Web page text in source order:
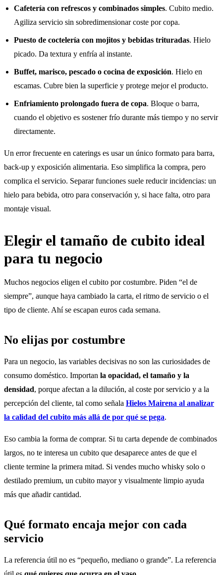
Cafetería con refrescos y combinados simples. Cubito medio.
Agiliza servicio sin sobredimensionar coste por copa.
Puesto de coctelería con mojitos y bebidas trituradas. Hielo
picado. Da textura y enfría al instante.
Buffet, marisco, pescado o cocina de exposición. Hielo en
escamas. Cubre bien la superficie y protege mejor el producto.
Enfriamiento prolongado fuera de copa. Bloque o barra,
cuando el objetivo es sostener frío durante más tiempo y no servir
directamente.
Un error frecuente en caterings es usar un único formato para barra,
back-up y exposición alimentaria. Eso simplifica la compra, pero
complica el servicio. Separar funciones suele reducir incidencias: un
hielo para bebida, otro para conservación y, si hace falta, otro para
montaje visual.
Elegir el tamaño de cubito ideal
para tu negocio
Muchos negocios eligen el cubito por costumbre. Piden “el de
siempre”, aunque haya cambiado la carta, el ritmo de servicio o el
tipo de cliente. Ahí se escapan euros cada semana.
No elijas por costumbre
Para un negocio, las variables decisivas no son las curiosidades de
consumo doméstico. Importan la opacidad, el tamaño y la
densidad, porque afectan a la dilución, al coste por servicio y a la
percepción del cliente, tal como señala Hielos Mairena al analizar
la calidad del cubito más allá de por qué se pega.
Eso cambia la forma de comprar. Si tu carta depende de combinados
largos, no te interesa un cubito que desaparece antes de que el
cliente termine la primera mitad. Si vendes mucho whisky solo o
destilado premium, un cubito mayor y visualmente limpio ayuda
más que añadir cantidad.
Qué formato encaja mejor con cada
servicio
La referencia útil no es “pequeño, mediano o grande”. La referencia